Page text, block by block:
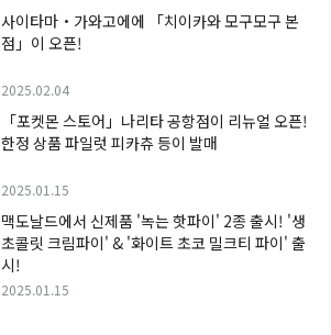
사이타마・가와고에에 「치이카와 모구모구 본
점」이 오픈!
2025.02.04
「포켓몬 스토어」나리타 공항점이 리뉴얼 오픈!
한정 상품 파일럿 피카츄 등이 발매
2025.01.15
맥도날드에서 신제품 '녹는 핫파이' 2종 출시! '생
초콜릿 크림파이' & '화이트 초코 밀크티 파이' 출
시!
2025.01.15